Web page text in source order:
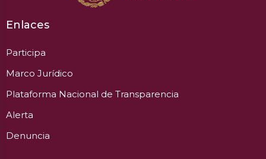
Enlaces
Participa
Marco Jurídico
Plataforma Nacional de Transparencia
Alerta
Denuncia